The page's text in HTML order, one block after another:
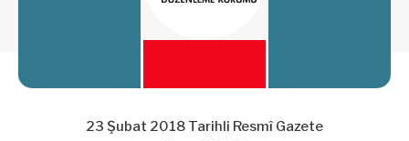
23 Şubat 2018 Tarihli Resmî Gazete